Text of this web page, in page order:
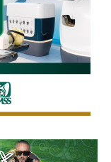
en estado
digitales al
la
para
la competencia
y brindar un